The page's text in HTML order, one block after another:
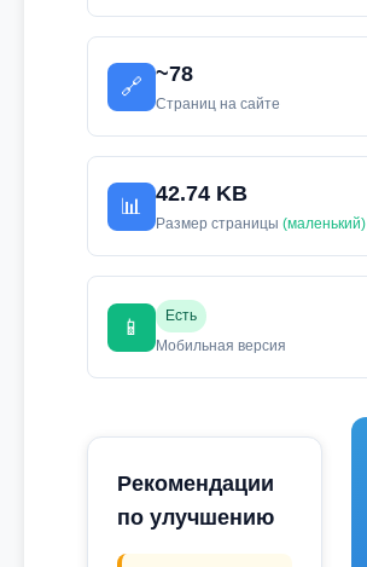
🔗
~78
Страниц на сайте
📊
42.74 KB
Размер страницы (маленький)
📱
Есть
Мобильная версия
Рекомендации
по улучшению